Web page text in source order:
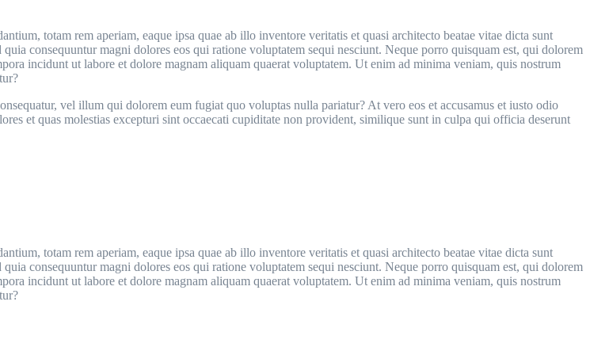
totam rem aperiam, eaque ipsa quae ab illo inventore veritatis et quasi architecto beatae vitae dicta sunt
consequuntur magni dolores eos qui ratione voluptatem sequi nesciunt. Neque porro quisquam est, qui dolorem
incidunt ut labore et dolore magnam aliquam quaerat voluptatem. Ut enim ad minima veniam, quis nostrum
vel illum qui dolorem eum fugiat quo voluptas nulla pariatur? At vero eos et accusamus et iusto odio
et quas molestias excepturi sint occaecati cupiditate non provident, similique sunt in culpa qui officia deserunt
totam rem aperiam, eaque ipsa quae ab illo inventore veritatis et quasi architecto beatae vitae dicta sunt
consequuntur magni dolores eos qui ratione voluptatem sequi nesciunt. Neque porro quisquam est, qui dolorem
incidunt ut labore et dolore magnam aliquam quaerat voluptatem. Ut enim ad minima veniam, quis nostrum